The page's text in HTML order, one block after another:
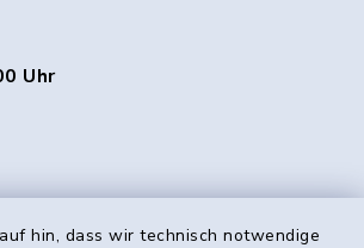
hin, dass wir technisch notwendige
Uhr